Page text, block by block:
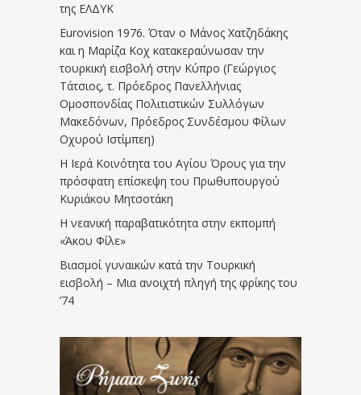
της ΕΛΔΥΚ
Eurovision 1976. Όταν ο Μάνος Χατζηδάκης
και η Μαρίζα Κοχ κατακεραύνωσαν την
τουρκική εισβολή στην Κύπρο (Γεώργιος
Τάτσιος, τ. Πρόεδρος Πανελλήνιας
Ομοσπονδίας Πολιτιστικών Συλλόγων
Μακεδόνων, Πρόεδρος Συνδέσμου Φίλων
Οχυρού Ιστίμπεη)
Η Ιερά Κοινότητα του Αγίου Όρους για την
πρόσφατη επίσκεψη του Πρωθυπουργού
Κυριάκου Μητσοτάκη
Η νεανική παραβατικότητα στην εκπομπή
«Άκου Φίλε»
Βιασμοί γυναικών κατά την Τουρκική
εισβολή – Μια ανοιχτή πληγή της φρίκης του
’74